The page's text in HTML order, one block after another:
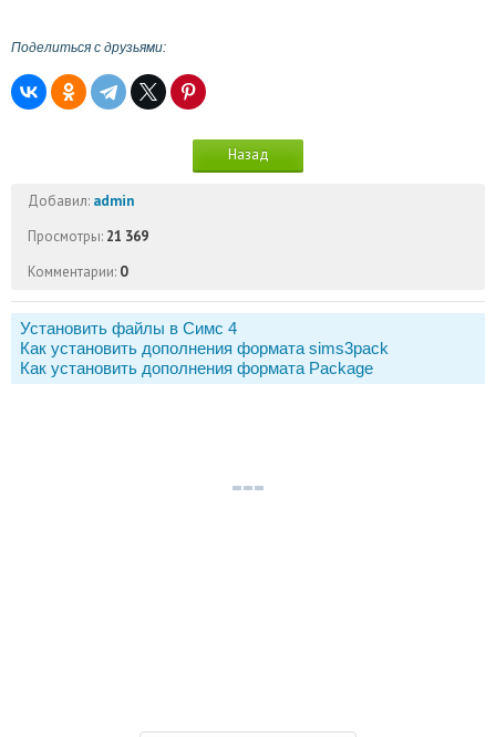
Поделиться с друзьями:
Назад
Добавил: admin
Просмотры: 21 369
Комментарии: 0
Установить файлы в Симс 4
Как установить дополнения формата sims3pack
Как установить дополнения формата Package